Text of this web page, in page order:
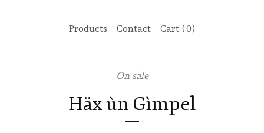
Products Contact Cart (0)
On sale
Häx ùn Gìmpel